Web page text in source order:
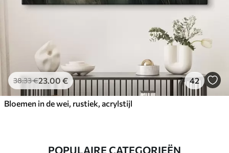
38.33€23.00 € 42
Bloemen in de wei, rustiek, acrylstijl
POPULAIRE CATEGORIEËN